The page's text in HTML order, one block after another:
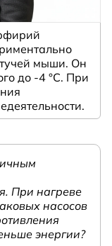
мыши. Он
до -4 °C. При
При нагреве
насосов
энергии?